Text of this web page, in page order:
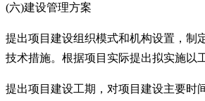
(六)建设管理方案
提出项目建设组织模式和机构设置，制
技术措施。根据项目实际提出拟实施以
提出项目建设工期，对项目建设主要时